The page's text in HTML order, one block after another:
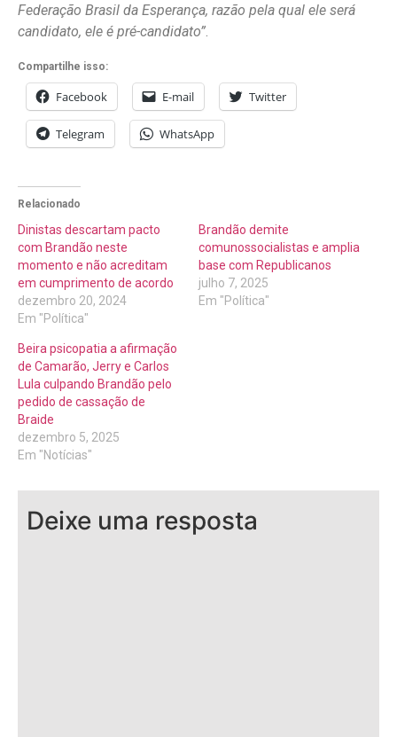
Federação Brasil da Esperança, razão pela qual ele será
candidato, ele é pré-candidato”.
Compartilhe isso:
Facebook E-mail Twitter
Telegram WhatsApp
Relacionado
Dinistas descartam pacto
com Brandão neste
momento e não acreditam
em cumprimento de acordo
dezembro 20, 2024
Em "Política"
Brandão demite
comunossocialistas e amplia
base com Republicanos
julho 7, 2025
Em "Política"
Beira psicopatia a afirmação
de Camarão, Jerry e Carlos
Lula culpando Brandão pelo
pedido de cassação de
Braide
dezembro 5, 2025
Em "Notícias"
Deixe uma resposta